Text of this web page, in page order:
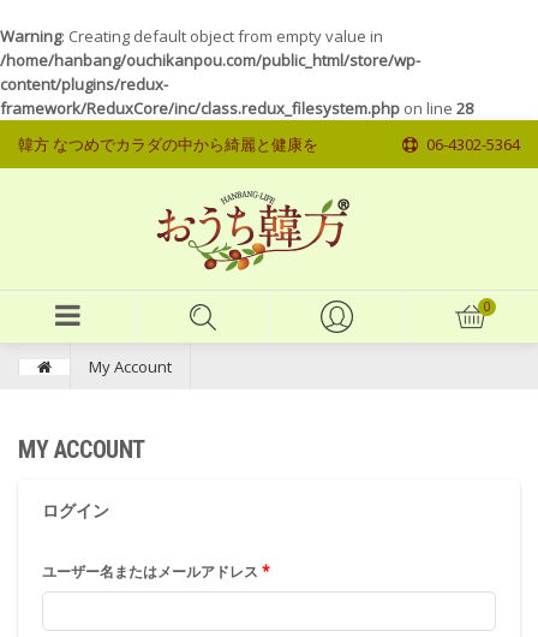
Warning: Creating default object from empty value in
/home/hanbang/ouchikanpou.com/public_html/store/wp-
content/plugins/redux-
framework/ReduxCore/inc/class.redux_filesystem.php on line 28
韓方 なつめでカラダの中から綺麗と健康を
06-4302-5364
My Account
MY ACCOUNT
ログイン
ユーザー名またはメールアドレス *